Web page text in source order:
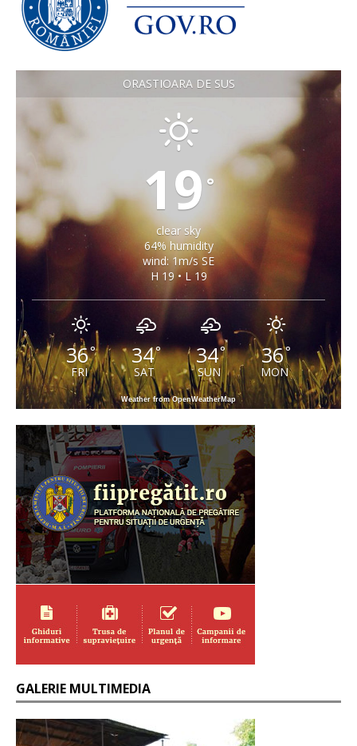
ORASTIOARA DE SUS
19 °
clear sky
64% humidity
wind: 1m/s SE
H 19 • L 19
36°
FRI
34°
SAT
34°
SUN
36°
MON
Weather from OpenWeatherMap
GALERIE MULTIMEDIA